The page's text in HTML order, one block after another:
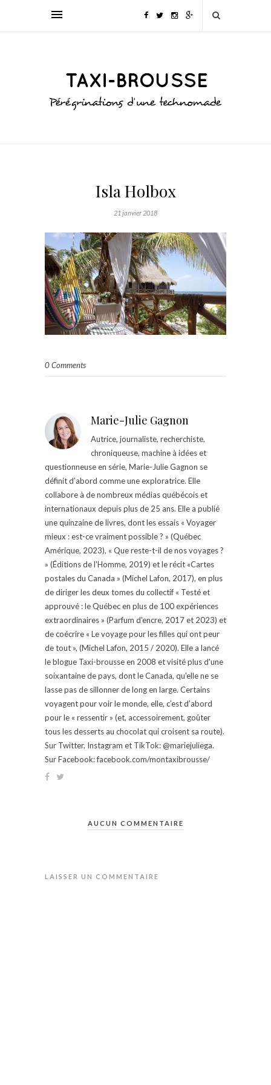
Isla Holbox
21 janvier 2018
0 Comments
Marie-Julie Gagnon
Autrice, journaliste, recherchiste,
chroniqueuse, machine à idées et
questionneuse en série, Marie-Julie Gagnon se
définit d’abord comme une exploratrice. Elle
collabore à de nombreux médias québécois et
internationaux depuis plus de 25 ans. Elle a publié
une quinzaine de livres, dont les essais « Voyager
mieux : est-ce vraiment possible ? » (Québec
Amérique, 2023), « Que reste-t-il de nos voyages ?
» (Éditions de l'Homme, 2019) et le récit «Cartes
postales du Canada » (Michel Lafon, 2017), en plus
de diriger les deux tomes du collectif « Testé et
approuvé : le Québec en plus de 100 expériences
extraordinaires » (Parfum d'encre, 2017 et 2023) et
de coécrire « Le voyage pour les filles qui ont peur
de tout », (Michel Lafon, 2015 / 2020). Elle a lancé
le blogue Taxi-brousse en 2008 et visité plus d'une
soixantaine de pays, dont le Canada, qu'elle ne se
lasse pas de sillonner de long en large. Certains
voyagent pour voir le monde, elle, c’est d’abord
pour le « ressentir » (et, accessoirement, goûter
tous les desserts au chocolat qui croisent sa route).
Sur Twitter, Instagram et TikTok: @mariejuliega.
Sur Facebook: facebook.com/montaxibrousse/
AUCUN COMMENTAIRE
LAISSER UN COMMENTAIRE